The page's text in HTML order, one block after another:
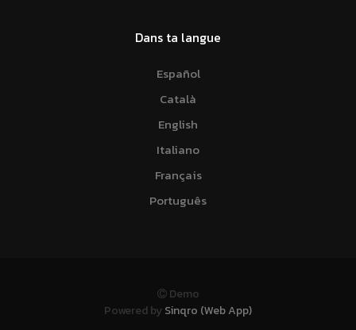
Dans ta langue
Español
Català
English
Italiano
Français
Português
Demo
Powered bySinqro (Web App)